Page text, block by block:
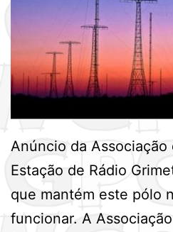
Anúncio da Associação
Estação de Rádio
que mantém este pólo
funcionar. A